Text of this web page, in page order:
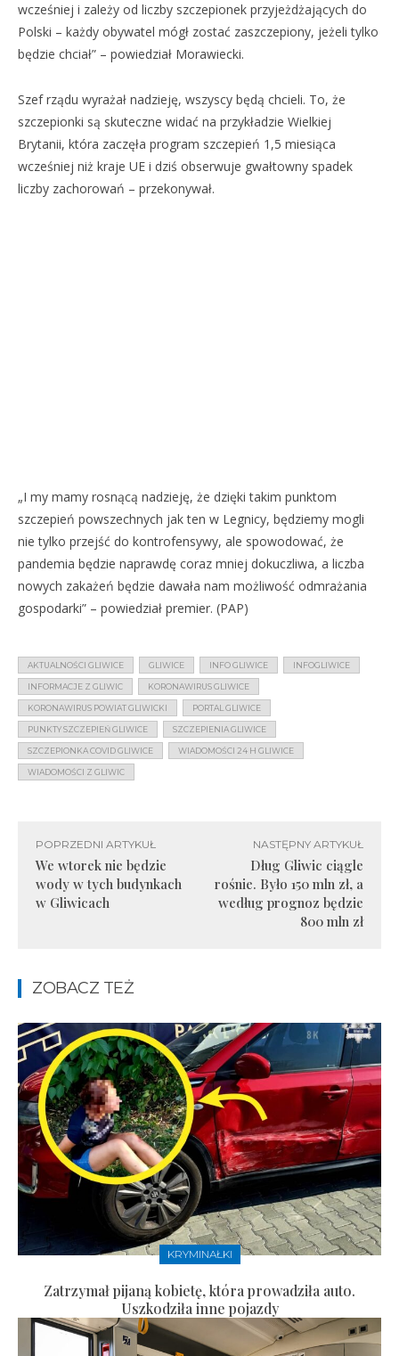
wcześniej i zależy od liczby szczepionek przyjeżdżających do
Polski – każdy obywatel mógł zostać zaszczepiony, jeżeli tylko
będzie chciał” – powiedział Morawiecki.
Szef rządu wyrażał nadzieję, wszyscy będą chcieli. To, że
szczepionki są skuteczne widać na przykładzie Wielkiej
Brytanii, która zaczęła program szczepień 1,5 miesiąca
wcześniej niż kraje UE i dziś obserwuje gwałtowny spadek
liczby zachorowań – przekonywał.
„I my mamy rosnącą nadzieję, że dzięki takim punktom
szczepień powszechnych jak ten w Legnicy, będziemy mogli
nie tylko przejść do kontrofensywy, ale spowodować, że
pandemia będzie naprawdę coraz mniej dokuczliwa, a liczba
nowych zakażeń będzie dawała nam możliwość odmrażania
gospodarki” – powiedział premier. (PAP)
AKTUALNOŚCI GLIWICE GLIWICE INFO GLIWICE INFOGLIWICE
INFORMACJE Z GLIWIC KORONAWIRUS GLIWICE
KORONAWIRUS POWIAT GLIWICKI PORTAL GLIWICE
PUNKTY SZCZEPIEŃ GLIWICE SZCZEPIENIA GLIWICE
SZCZEPIONKA COVID GLIWICE WIADOMOŚCI 24 H GLIWICE
WIADOMOŚCI Z GLIWIC
POPRZEDNI ARTYKUŁ
We wtorek nie będzie
wody w tych budynkach
w Gliwicach
NASTĘPNY ARTYKUŁ
Dług Gliwic ciągle
rośnie. Było 150 mln zł, a
według prognoz będzie
800 mln zł
ZOBACZ TEŻ
KRYMINAŁKI
Zatrzymał pijaną kobietę, która prowadziła auto.
Uszkodziła inne pojazdy